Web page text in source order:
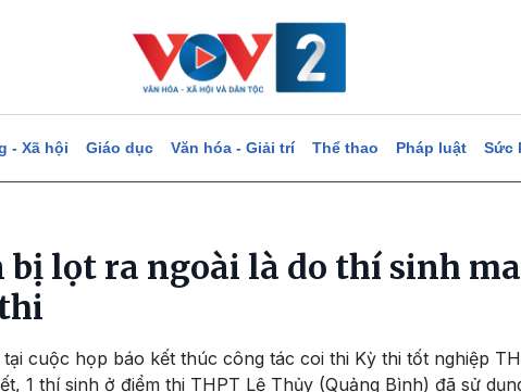
- Xã hội Giáo dục Văn hóa - Giải trí Thể thao Pháp luật Sức
bị lọt ra ngoài là do thí sinh
tại cuộc họp báo kết thúc công tác coi thi Kỳ thi tốt nghiệp
1 thí sinh ở điểm thi THPT Lệ Thủy (Quảng Bình) đã sử